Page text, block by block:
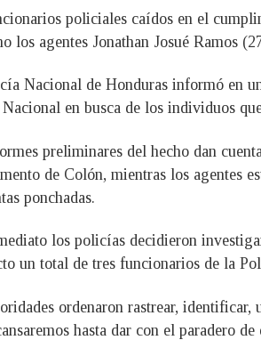
policiales caídos en el
los agentes Jonathan Josué Ramos
Nacional de Honduras informó en
en busca de los individuos
preliminares del hecho dan
de Colón, mientras los agentes
ponchadas.
los policías decidieron
un total de tres funcionarios de la
ordenaron rastrear,
hasta dar con el paradero